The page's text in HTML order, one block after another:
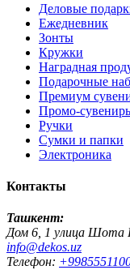
Деловые
Ежедневник
Зонты
Кружки
Наградная
Подарочные
Премиум
Промо-
Ручки
Сумки и папки
Электроника
Контакты
Ташкент:
Дом 6, 1 улица Шота
info@dekos.uz
Телефон: